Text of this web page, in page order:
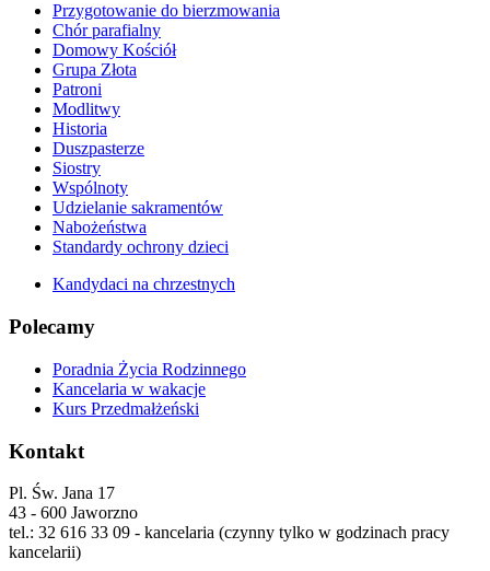
Przygotowanie do bierzmowania
Chór parafialny
Domowy Kościół
Grupa Złota
Patroni
Modlitwy
Historia
Duszpasterze
Siostry
Wspólnoty
Udzielanie sakramentów
Nabożeństwa
Standardy ochrony dzieci
Kandydaci na chrzestnych
Polecamy
Poradnia Życia Rodzinnego
Kancelaria w wakacje
Kurs Przedmałżeński
Kontakt
Pl. Św. Jana 17
43 - 600 Jaworzno
tel.: 32 616 33 09 - kancelaria (czynny tylko w godzinach pracy
kancelarii)